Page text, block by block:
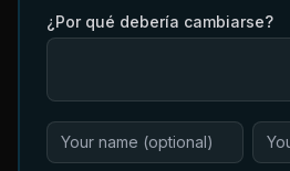
¿Por qué debería cambiarse?